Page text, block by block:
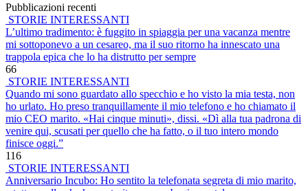
Pubblicazioni recenti
STORIE INTERESSANTI
L’ultimo tradimento: è fuggito in spiaggia per una vacanza mentre
mi sottoponevo a un cesareo, ma il suo ritorno ha innescato una
trappola epica che lo ha distrutto per sempre
66
STORIE INTERESSANTI
Quando mi sono guardato allo specchio e ho visto la mia testa, non
ho urlato. Ho preso tranquillamente il mio telefono e ho chiamato il
mio CEO marito. «Hai cinque minuti», dissi. «Dì alla tua padrona di
venire qui, scusati per quello che ha fatto, o il tuo intero mondo
finisce oggi.”
116
STORIE INTERESSANTI
Anniversario Incubo: Ho sentito la telefonata segreta di mio marito,